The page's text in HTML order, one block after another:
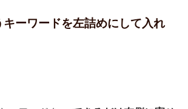
ーワードを左詰めにして入れ